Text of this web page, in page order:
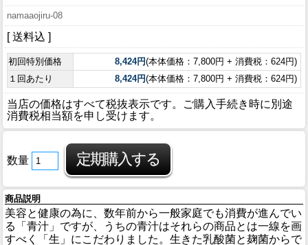
namaaojiru-08
[ 送料込 ]
初回特別価格 8,424円(本体価格：7,800円 + 消費税：624円)
１回あたり
8,424円(本体価格：7,800円 + 消費税：624円)
当店の価格はすべて税抜表示です。ご購入手続き時に別途
消費税相当額を申し受けます。
数量
商品説明
美容と健康の為に、数年前から一般家庭でも消費が進んでい
る「青汁」ですが、うちの青汁はそれらの商品とは一線を画
すべく「生」にこだわりました。生きた乳酸菌と麹菌からで